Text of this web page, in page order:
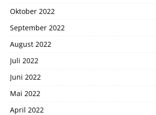
Oktober 2022
September 2022
August 2022
Juli 2022
Juni 2022
Mai 2022
April 2022